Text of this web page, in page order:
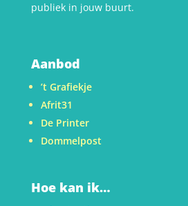
publiek in jouw buurt.
Aanbod
’t Grafiekje
Afrit31
De Printer
Dommelpost
Hoe kan ik…